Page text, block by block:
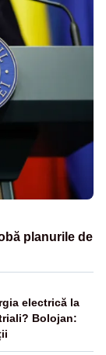
planurile de
electrică la
Bolojan: